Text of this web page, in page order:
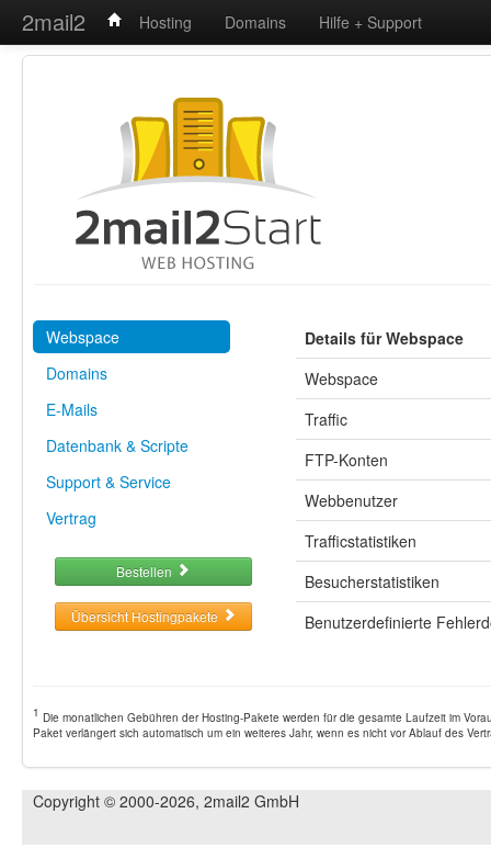
2mail2 Hosting Domains Hilfe + Support
Webspace
Domains
E-Mails
Datenbank & Scripte
Support & Service
Vertrag
Bestellen
Übersicht Hostingpakete
Details für Webspace
Webspace
Traffic
FTP-Konten
Webbenutzer
Trafficstatistiken
Besucherstatistiken
Benutzerdefinierte
1 Die monatlichen Gebühren der Hosting-Pakete werden für die gesamte Laufzeit im
Paket verlängert sich automatisch um ein weiteres Jahr, wenn es nicht vor Ablauf des
Copyright © 2000-2026, 2mail2 GmbH